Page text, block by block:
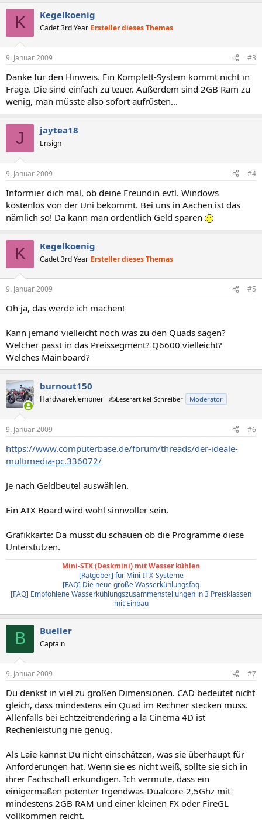
K Kegelkoenig
Cadet 3rd Year Ersteller dieses Themas
9. Januar 2009 #3
Danke für den Hinweis. Ein Komplett-System kommt nicht in
Frage. Die sind einfach zu teuer. Außerdem sind 2GB Ram zu
wenig, man müsste also sofort aufrüsten...
J jaytea18
Ensign
9. Januar 2009 #4
Informier dich mal, ob deine Freundin evtl. Windows
kostenlos von der Uni bekommt. Bei uns in Aachen ist das
nämlich so! Da kann man ordentlich Geld sparen
K Kegelkoenig
Cadet 3rd Year Ersteller dieses Themas
9. Januar 2009 #5
Oh ja, das werde ich machen!
Kann jemand vielleicht noch was zu den Quads sagen?
Welcher passt in das Preissegment? Q6600 vielleicht?
Welches Mainboard?
burnout150
Hardwareklempner ✍️Leserartikel-Schreiber Moderator
9. Januar 2009 #6
https://www.computerbase.de/forum/threads/der-ideale-
multimedia-pc.336072/
Je nach Geldbeutel auswählen.
Ein ATX Board wird wohl sinnvoller sein.
Grafikkarte: Da musst du schauen ob die Programme diese
Unterstützen.
Mini-STX (Deskmini) mit Wasser kühlen
[Ratgeber] für Mini-ITX-Systeme
[FAQ] Die neue große Wasserkühlungsfaq
[FAQ] Empfohlene Wasserkühlungszusammenstellungen in 3 Preisklassen
mit Einbau
B Bueller
Captain
9. Januar 2009 #7
Du denkst in viel zu großen Dimensionen. CAD bedeutet nicht
gleich, dass mindestens ein Quad im Rechner stecken muss.
Allenfalls bei Echtzeitrendering a la Cinema 4D ist
Rechenleistung nie genug.
Als Laie kannst Du nicht einschätzen, was sie überhaupt für
Anforderungen hat. Wenn sie es nicht weiß, sollte sie sich in
ihrer Fachschaft erkundigen. Ich vermute, dass ein
einigermaßen potenter Irgendwas-Dualcore-2,5Ghz mit
mindestens 2GB RAM und einer kleinen FX oder FireGL
vollkommen reicht.